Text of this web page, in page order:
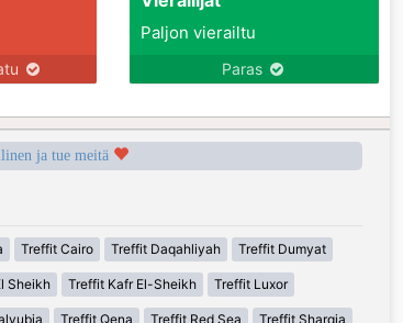
Paljon vierailtu
Paras
ja tue meitä
Treffit Cairo Treffit Daqahliyah Treffit Dumyat
Sheikh Treffit Kafr El-Sheikh Treffit Luxor
Treffit Qena Treffit Red Sea Treffit Sharqia